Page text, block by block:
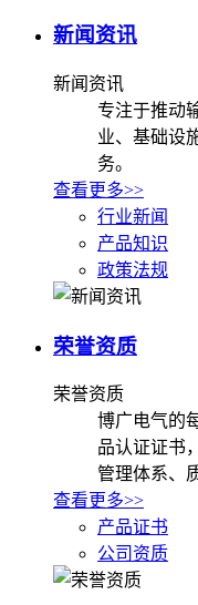
新闻资讯
新闻资讯
专注于推动
业、基础设
务。
查看更多>>
行业新闻
产品知识
政策法规
荣誉资质
荣誉资质
博广电气的
品认证证书
管理体系、
查看更多>>
产品证书
公司资质